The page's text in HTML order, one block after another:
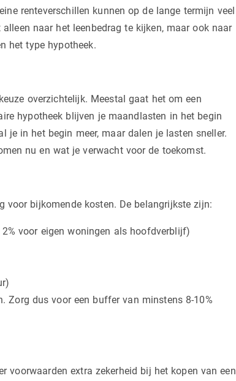
renteverschillen kunnen op de lange termijn veel
naar het leenbedrag te kijken, maar ook naar
het type hypotheek.
overzichtelijk. Meestal gaat het om een
hypotheek blijven je maandlasten in het begin
je in het begin meer, maar dalen je lasten sneller.
nu en wat je verwacht voor de toekomst.
voor bijkomende kosten. De belangrijkste zijn:
voor eigen woningen als hoofdverblijf)
Zorg dus voor een buffer van minstens 8-10%
voorwaarden extra zekerheid bij het kopen van een